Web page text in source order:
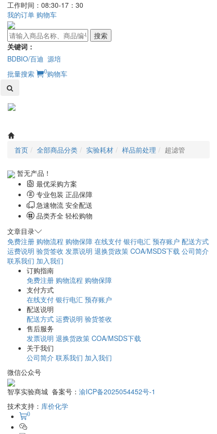
工作时间：08:30-17：30
我的订单 购物车
搜索
关键词：
BDBIO/百迪 源培
批量搜索
0购物车
首页 全部商品分类 实验耗材 样品前处理 超滤管
暂无产品！
最优采购方案
专业包装 正品保障
急速物流 安全配送
品类齐全 轻松购物
文章目录
免费注册 购物流程 购物保障 在线支付 银行电汇 预存账户 配送方式
运费说明 验货签收 发票说明 退换货政策 COA/MSDS下载 公司简介
联系我们 加入我们
订购指南
免费注册 购物流程 购物保障
支付方式
在线支付 银行电汇 预存账户
配送说明
配送方式 运费说明 验货签收
售后服务
发票说明 退换货政策 COA/MSDS下载
关于我们
公司简介 联系我们 加入我们
微信公众号
智享实验商城 备案号： 渝ICP备2025054452号-1
技术支持： 库价化学
0